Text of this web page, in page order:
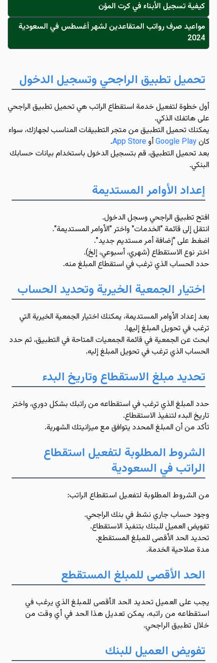
كيفية تسجيل الأبناء في كرت المؤن
مواعيد صرف رواتب المتقاعدين لشهر أغسطس في السعودية
2024
تحميل تطبيق الراجحي وتسجيل الدخول
أول خطوة لتفعيل خدمة استقطاع الراتب هي تحميل تطبيق الراجحي
على هاتفك الذكي.
يمكنك تحميل التطبيق من متجر التطبيقات المناسب لجهازك، سواء
كانGoogle PlayأوApp Store
.
بعد تحميل التطبيق، قم بتسجيل الدخول باستخدام بيانات حسابك
البنكي.
إعداد الأوامر المستديمة
افتح تطبيق الراجحي وسجل الدخول.
انتقل إلى قائمة "الخدمات" واختر "الأوامر المستديمة".
اضغط على "إضافة أمر مستديم جديد".
اختر نوع الاستقطاع (شهري، أسبوعي، إلخ).
حدد الحساب الذي ترغب في استقطاع المبلغ منه.
اختيار الجمعية الخيرية وتحديد الحساب
بعد إعداد الأوامر المستديمة، يمكنك اختيار الجمعية الخيرية التي
ترغب في تحويل المبلغ إليها.
ابحث عن الجمعية في قائمة الجمعيات المتاحة في التطبيق، ثم حدد
الحساب الذي ترغب في تحويل المبلغ إليه.
تحديد مبلغ الاستقطاع وتاريخ البدء
حدد المبلغ الذي ترغب في استقطاعه من راتبك بشكل دوري، واختر
تاريخ البدء لتنفيذ الاستقطاع.
تأكد من أن المبلغ المحدد يتوافق مع ميزانيتك الشهرية.
الشروط المطلوبة لتفعيل استقطاع
الراتب في السعودية
من الشروط المطلوبة لتفعيل استقطاع الراتب:
وجود حساب جاري نشط في بنك الراجحي.
تفويض العميل للبنك بتنفيذ الاستقطاع.
تحديد الحد الأقصى للمبلغ المستقطع.
مدة صلاحية الخدمة.
الحد الأقصى للمبلغ المستقطع
يجب على العميل تحديد الحد الأقصى للمبلغ الذي يرغب في
استقطاعه من راتبه، يمكن تعديل هذا الحد في أي وقت من
خلال تطبيق الراجحي.
تفويض العميل للبنك